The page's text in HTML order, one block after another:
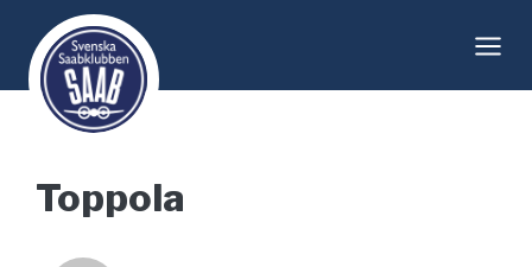
content
Toppola